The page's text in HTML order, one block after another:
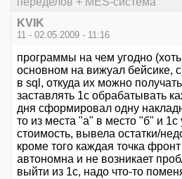
KVIK
11 - 02.05.2009 - 11:16
программы на чем угодно
основном на вижуал бейсике,
в sql, откуда их можно
заставлять 1с обрабатывать
дня сформировал одну
то из места "а" в место "б" и
стоимость, вывела остатки/
кроме того каждая точка
автономна и не возникает
выйти из 1с, надо что-то